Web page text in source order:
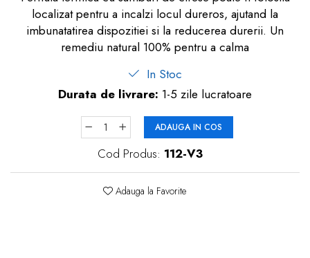
localizat pentru a incalzi locul dureros, ajutand la
imbunatatirea dispozitiei si la reducerea durerii. Un
remediu natural 100% pentru a calma
In Stoc
Durata de livrare: 1-5 zile lucratoare
ADAUGA IN COS
Cod Produs: 112-V3
Adauga la Favorite